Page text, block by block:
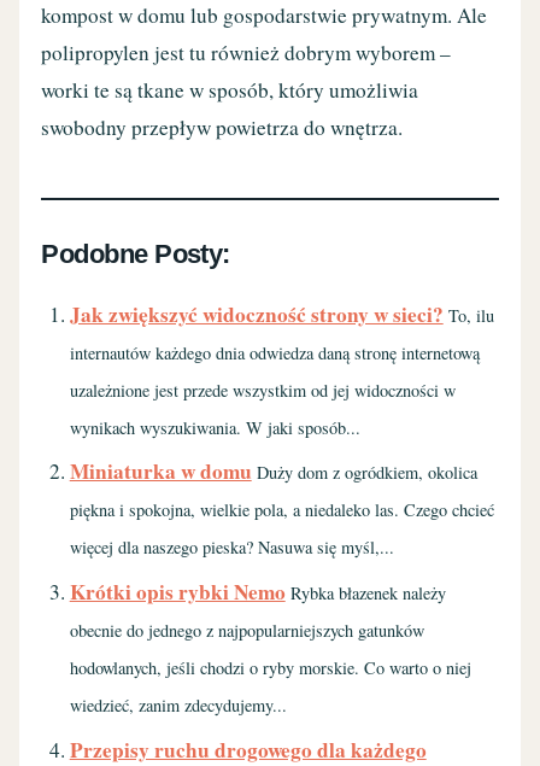
kompost w domu lub gospodarstwie prywatnym. Ale
polipropylen jest tu również dobrym wyborem –
worki te są tkane w sposób, który umożliwia
swobodny przepływ powietrza do wnętrza.
Podobne Posty:
Jak zwiększyć widoczność strony w sieci? To, ilu
internautów każdego dnia odwiedza daną stronę internetową
uzależnione jest przede wszystkim od jej widoczności w
wynikach wyszukiwania. W jaki sposób...
Miniaturka w domu Duży dom z ogródkiem, okolica
piękna i spokojna, wielkie pola, a niedaleko las. Czego chcieć
więcej dla naszego pieska? Nasuwa się myśl,...
Krótki opis rybki Nemo Rybka błazenek należy
obecnie do jednego z najpopularniejszych gatunków
hodowlanych, jeśli chodzi o ryby morskie. Co warto o niej
wiedzieć, zanim zdecydujemy...
Przepisy ruchu drogowego dla każdego